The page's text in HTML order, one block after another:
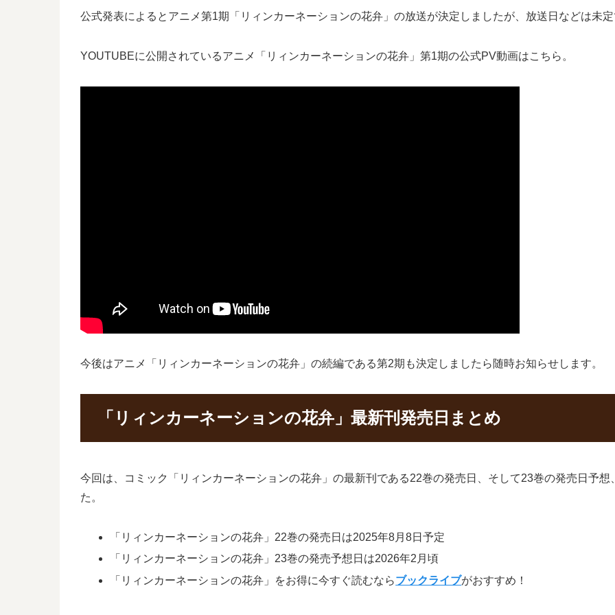
公式発表によるとアニメ第1期「リィンカーネーションの花弁」の放送が決定しましたが、放送日などは未
YOUTUBEに公開されているアニメ「リィンカーネーションの花弁」第1期の公式PV動画はこちら。
今後はアニメ「リィンカーネーションの花弁」の続編である第2期も決定しましたら随時お知らせします。
「リィンカーネーションの花弁」最新刊発売日まとめ
今回は、コミック「リィンカーネーションの花弁」の最新刊である22巻の発売日、そして23巻の発売日予
た。
「リィンカーネーションの花弁」22巻の発売日は2025年8月8日予定
「リィンカーネーションの花弁」23巻の発売予想日は2026年2月頃
「リィンカーネーションの花弁」をお得に今すぐ読むならブックライブがおすすめ！